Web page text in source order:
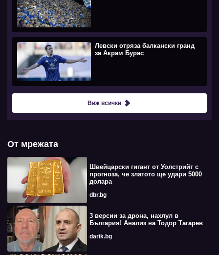
Левски отряза балкански гранд
за Акрам Бурас
Виж всички
От мрежата
Швейцарски гигант от Уолстрийт с
прогноза, че златото ще удари 5000
долара
dbr.bg
3 версии за дрона, нахлул в
България! Анализ на Тодор Тагарев
darik.bg